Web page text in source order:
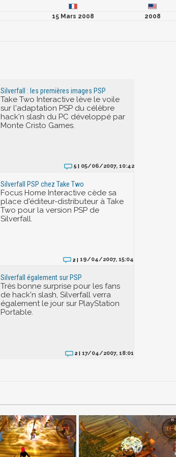
15 Mars 2008
2008
Silverfall : les premières images PSP
Take Two Interactive lève le voile
sur l'adaptation PSP du célèbre
hack'n slash du PC développé par
Monte Cristo Games.
5 | 05/06/2007, 10:42
Silverfall PSP chez Take Two
Focus Home Interactive cède sa
place d'éditeur-distributeur à Take
Two pour la version PSP de
Silverfall.
2 | 19/04/2007, 15:04
Silverfall également sur PSP
Très bonne surprise pour les fans
de hack'n slash, Silverfall verra
également le jour sur PlayStation
Portable.
2 | 17/04/2007, 18:01